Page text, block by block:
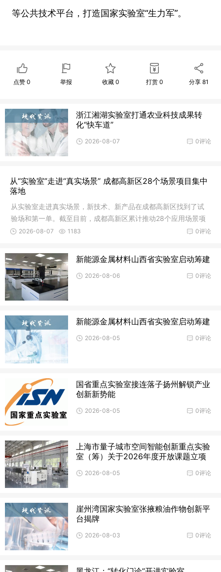
等公共技术平台，打造国家实验室“生力军”。
点赞0 举报 收藏 0 打赏0 分享81
浙江湘湖实验室打通农业科技成果转
化“快车道”
0评论
2026-08-07
从“实验室”走进“真实场景” 成都高新区28个场景项目集中
落地
从实验室走进真实场景，新技术、新产品在成都高新区找到了试
验场和第一单。截至目前，成都高新区累计推动28个应用场景项
目落地，
0评论
2026-08-07 1183
新能源金属材料山西省实验室启动筹建
0评论
2026-08-06
新能源金属材料山西省实验室启动筹建
0评论
2026-08-05
国省重点实验室接连落子扬州解锁产业
创新新势能
0评论
2026-08-05
上海市量子城市空间智能创新重点实验
室（筹）关于2026年度开放课题立项
0评论
2026-08-05
崖州湾国家实验室张掖粮油作物创新平
台揭牌
0评论
2026-08-03